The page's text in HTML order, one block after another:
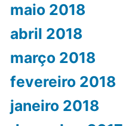
maio 2018
abril 2018
março 2018
fevereiro 2018
janeiro 2018